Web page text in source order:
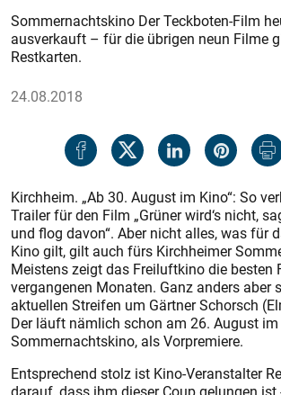
Sommernachtskino Der Teckboten-Film
ausverkauft – für die übrigen neun Filme
Restkarten.
24.08.2018
Kirchheim. „Ab 30. August im Kino“: So
Trailer für den Film „Grüner wird‘s nicht,
und flog davon“. Aber nicht alles, was für
Kino gilt, gilt auch fürs Kirchheimer
Meistens zeigt das Freiluftkino die besten
vergangenen Monaten. Ganz anders aber
aktuellen Streifen um Gärtner Schorsch
Der läuft nämlich schon am 26. August im
Sommernachtskino, als Vorpremiere.
Entsprechend stolz ist Kino-Veranstalter